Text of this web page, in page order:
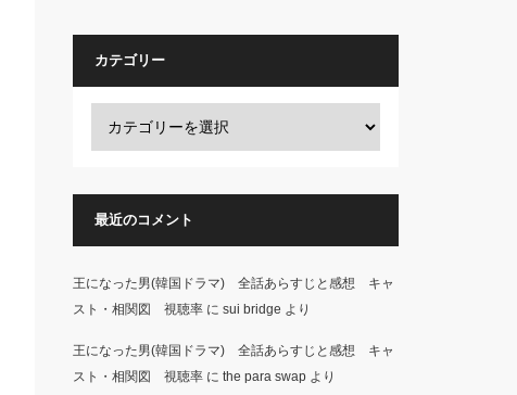
カテゴリー
最近のコメント
王になった男(韓国ドラマ) 全話あらすじと感想 キャ
スト・相関図 視聴率に sui bridge より
王になった男(韓国ドラマ) 全話あらすじと感想 キャ
スト・相関図 視聴率に the para swapより